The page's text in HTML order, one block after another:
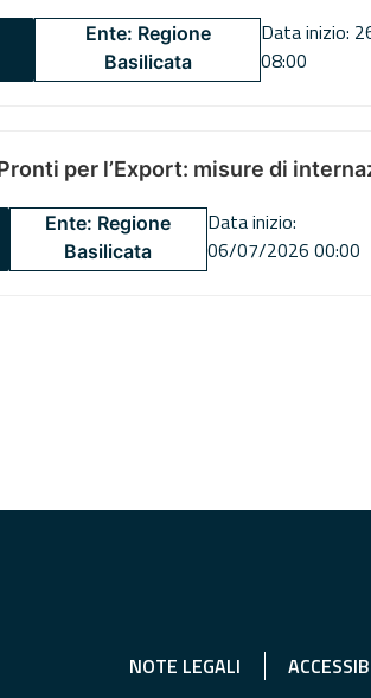
Ente: Regione
Basilicata
Data inizio:
08:00
per l’Export: misure di
Ente: Regione
Basilicata
Data inizio:
06/07/2026 00:00
NOTE LEGALI